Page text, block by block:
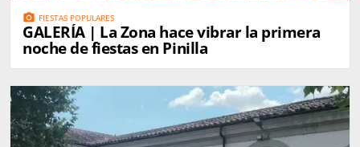
photo_camera FIESTAS POPULARES
GALERÍA | La Zona hace vibrar la primera
noche de fiestas en Pinilla